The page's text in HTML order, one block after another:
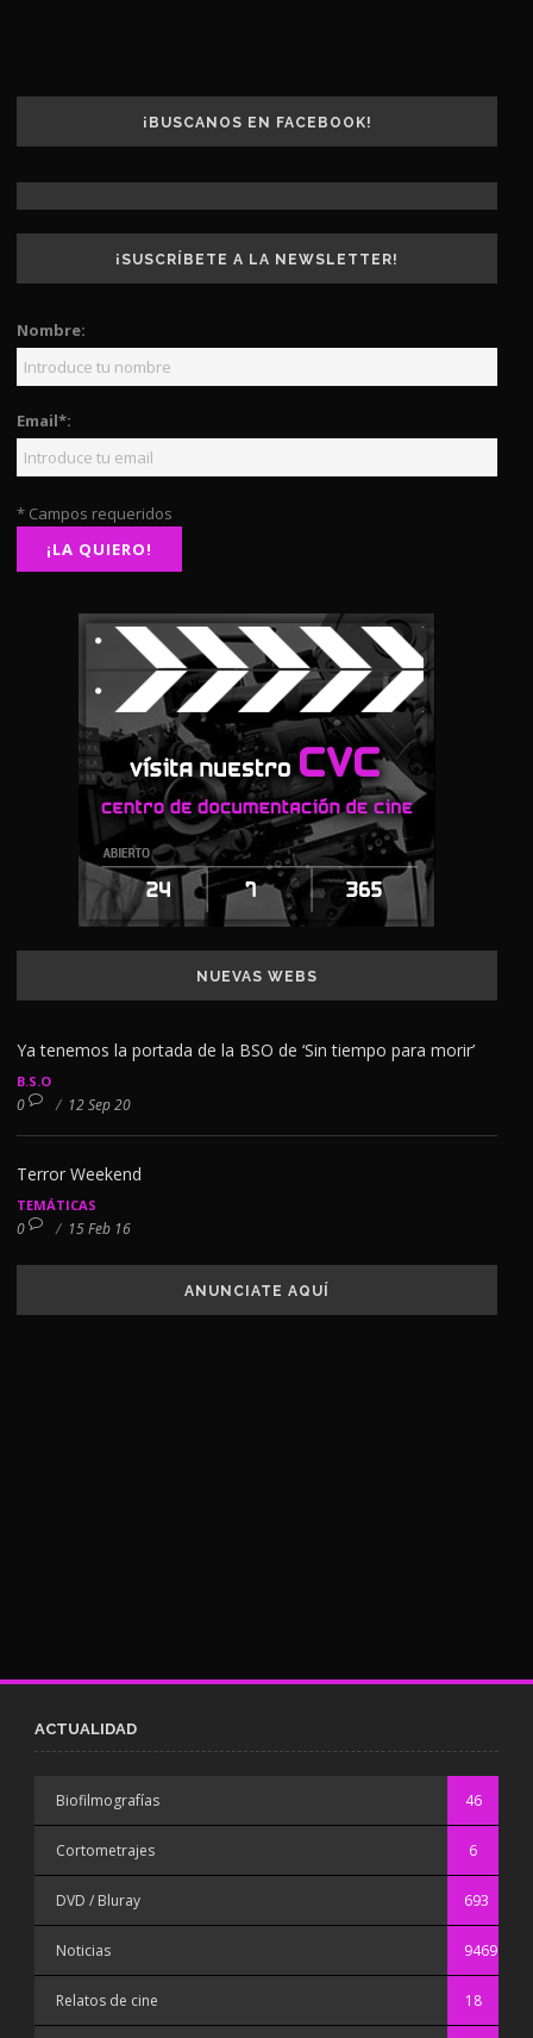
¡BUSCANOS EN FACEBOOK!
¡SUSCRÍBETE A LA NEWSLETTER!
Nombre:
Email*:
* Campos requeridos
NUEVAS WEBS
Ya tenemos la portada de la BSO de ‘Sin tiempo para morir’
B.S.O
0 / 12 Sep 20
Terror Weekend
TEMÁTICAS
0 / 15 Feb 16
ANUNCIATE AQUÍ
ACTUALIDAD
Biofilmografías 46
Cortometrajes 6
DVD / Bluray 693
Noticias 9469
Relatos de cine 18